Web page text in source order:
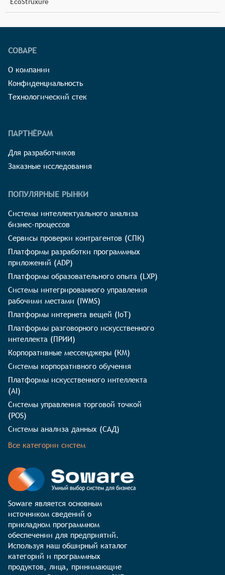
СОВАРЕ
О компании
Конфиденциальность
Технологический стек
ПАРТНЁРАМ
Для разработчиков
Заказные исследования
ПОПУЛЯРНЫЕ РЫНКИ
Системы интеллектуального анализа
бизнес-процессов
Сервисы проверки контрагентов (СПК)
Платформы разработки программных
приложений (ADP)
Платформы образовательного опыта (LXP)
Системы интегрированного управления
рабочими местами (IWMS)
Платформы интернета вещей (IoT)
Платформы разговорного искусственного
интеллекта (ПРИИ)
Корпоративные мессенджеры (КМ)
Системы корпоративного обучения
Платформы искусственного интеллекта
(AI)
Системы управления торговой точкой
(POS)
Системы анализа данных (САД)
Все категории систем
Soware является основным
источником сведений о
прикладном программном
обеспечении для предприятий.
Используя наш обширный каталог
категорий и программных
продуктов, лица, принимающие